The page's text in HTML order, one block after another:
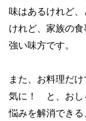
味はあるけれど
けれど、家族の
強い味方です。
また、お料理だ
気に！ と、おし
悩みを解消でき